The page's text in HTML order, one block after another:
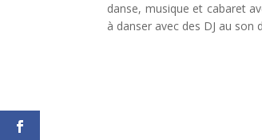
danse, musique et cabaret
à danser avec des DJ au son